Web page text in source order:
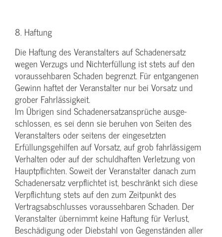
8. Haftung
Die Haftung des Veranstalters auf Schadenersatz
wegen Verzugs und Nichterfüllung ist stets auf den
voraussehbaren Schaden begrenzt. Für entgangenen
Gewinn haftet der Veranstalter nur bei Vorsatz und
grober Fahrlässigkeit.
Im Übrigen sind Schadenersatzansprüche ausge-
schlossen, es sei denn sie beruhen von Seiten des
Veranstalters oder seitens der eingesetzten
Erfüllungsgehilfen auf Vorsatz, auf grob fahrlässigem
Verhalten oder auf der schuldhaften Verletzung von
Hauptpflichten. Soweit der Veranstalter danach zum
Schadenersatz verpflichtet ist, beschränkt sich diese
Verpflichtung stets auf den zum Zeitpunkt des
Vertragsabschlusses voraussehbaren Schaden. Der
Veranstalter übernimmt keine Haftung für Verlust,
Beschädigung oder Diebstahl von Gegenständen aller